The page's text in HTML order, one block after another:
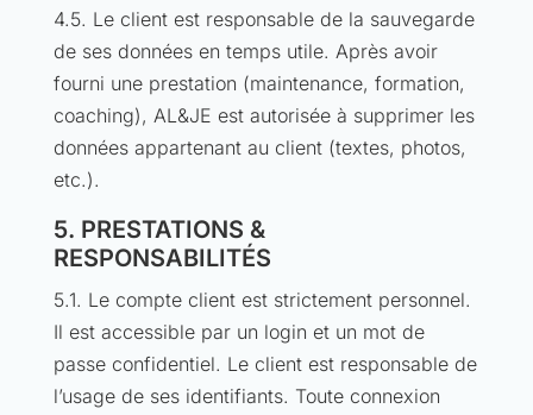
4.5. Le client est responsable de la sauvegarde
de ses données en temps utile. Après avoir
fourni une prestation (maintenance, formation,
coaching), AL&JE est autorisée à supprimer les
données appartenant au client (textes, photos,
etc.).
5. PRESTATIONS &
RESPONSABILITÉS
5.1. Le compte client est strictement personnel.
Il est accessible par un login et un mot de
passe confidentiel. Le client est responsable de
l’usage de ses identifiants. Toute connexion